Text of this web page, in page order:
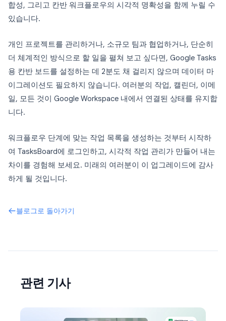
합성, 그리고 칸반 워크플로우의 시각적 명확성을 함께 누릴 수
있습니다.
개인 프로젝트를 관리하거나, 소규모 팀과 협업하거나, 단순히
더 체계적인 방식으로 할 일을 펼쳐 보고 싶다면, Google Tasks
용 칸반 보드를 설정하는 데 2분도 채 걸리지 않으며 데이터 마
이그레이션도 필요하지 않습니다. 여러분의 작업, 캘린더, 이메
일, 모든 것이 Google Workspace 내에서 연결된 상태를 유지합
니다.
워크플로우 단계에 맞는 작업 목록을 생성하는 것부터 시작하
여 TasksBoard에 로그인하고, 시각적 작업 관리가 만들어 내는
차이를 경험해 보세요. 미래의 여러분이 이 업그레이드에 감사
하게 될 것입니다.
블로그로 돌아가기
관련 기사